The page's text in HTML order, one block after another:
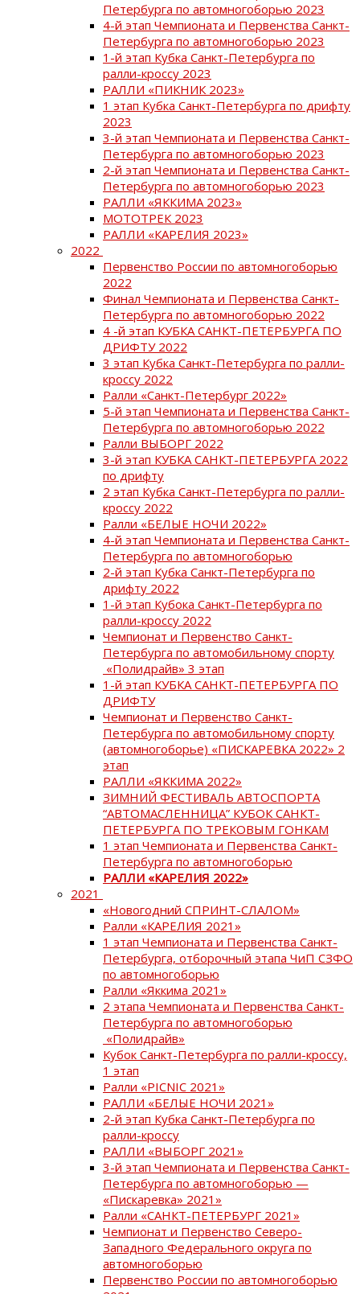
Петербурга по автомногоборью 2023
4-й этап Чемпионата и Первенства Санкт-
Петербурга по автомногоборью 2023
1-й этап Кубка Санкт-Петербурга по
ралли-кроссу 2023
РАЛЛИ «ПИКНИК 2023»
1 этап Кубка Санкт-Петербурга по дрифту
2023
3-й этап Чемпионата и Первенства Санкт-
Петербурга по автомногоборью 2023
2-й этап Чемпионата и Первенства Санкт-
Петербурга по автомногоборью 2023
РАЛЛИ «ЯККИМА 2023»
МОТОТРЕК 2023
РАЛЛИ «КАРЕЛИЯ 2023»
2022
Первенство России по автомногоборью
2022
Финал Чемпионата и Первенства Санкт-
Петербурга по автомногоборью 2022
4 -й этап КУБКА САНКТ-ПЕТЕРБУРГА ПО
ДРИФТУ 2022
3 этап Кубка Санкт-Петербурга по ралли-
кроссу 2022
Ралли «Санкт-Петербург 2022»
5-й этап Чемпионата и Первенства Санкт-
Петербурга по автомногоборью 2022
Ралли ВЫБОРГ 2022
3-й этап КУБКА САНКТ-ПЕТЕРБУРГА 2022
по дрифту
2 этап Кубка Санкт-Петербурга по ралли-
кроссу 2022
Ралли «БЕЛЫЕ НОЧИ 2022»
4-й этап Чемпионата и Первенства Санкт-
Петербурга по автомногоборью
2-й этап Кубка Санкт-Петербурга по
дрифту 2022
1-й этап Кубока Санкт-Петербурга по
ралли-кроссу 2022
Чемпионат и Первенство Санкт-
Петербурга по автомобильному спорту
«Полидрайв» 3 этап
1-й этап КУБКА САНКТ-ПЕТЕРБУРГА ПО
ДРИФТУ
Чемпионат и Первенство Санкт-
Петербурга по автомобильному спорту
(автомногоборье) «ПИСКАРЕВКА 2022» 2
этап
РАЛЛИ «ЯККИМА 2022»
ЗИМНИЙ ФЕСТИВАЛЬ АВТОСПОРТА
“АВТОМАСЛЕННИЦА” КУБОК САНКТ-
ПЕТЕРБУРГА ПО ТРЕКОВЫМ ГОНКАМ
1 этап Чемпионата и Первенства Санкт-
Петербурга по автомногоборью
РАЛЛИ «КАРЕЛИЯ 2022»
2021
«Новогодний СПРИНТ-СЛАЛОМ»
Ралли «КАРЕЛИЯ 2021»
1 этап Чемпионата и Первенства Санкт-
Петербурга, отборочный этапа ЧиП СЗФО
по автомногоборью
Ралли «Яккима 2021»
2 этапа Чемпионата и Первенства Санкт-
Петербурга по автомногоборью
«Полидрайв»
Кубок Санкт-Петербурга по ралли-кроссу,
1 этап
Ралли «PICNIC 2021»
РАЛЛИ «БЕЛЫЕ НОЧИ 2021»
2-й этап Кубка Санкт-Петербурга по
ралли-кроссу
РАЛЛИ «ВЫБОРГ 2021»
3-й этап Чемпионата и Первенства Санкт-
Петербурга по автомногоборью —
«Пискаревка» 2021»
Ралли «САНКТ-ПЕТЕРБУРГ 2021»
Чемпионат и Первенство Северо-
Западного Федерального округа по
автомногоборью
Первенство России по автомногоборью